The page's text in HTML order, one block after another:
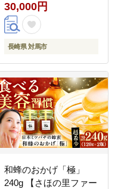
30,000円
長崎県 対馬市
和蜂のおかげ「極」
240g 【さほの里ファー